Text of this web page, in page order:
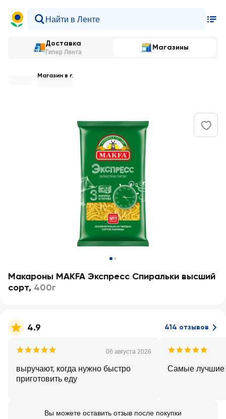
Доставка
Гипер Лента
Магазины
Магазин в г.
Макароны MAKFA Экспресс Спиральки высший
сорт, 400г
4.9 414 отзывов
06 августа 2026
выручают, когда нужно быстро
приготовить еду
Самые лучшие
Вы можете оставить отзыв после покупки